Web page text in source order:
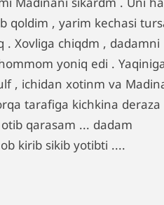
qoldim , yarim kechasi
Xovliga chiqdm , dadamni
yoniq edi .
, ichidan xotinm va
tarafiga kichkina deraza
qarasam ... dadam
kirib sikib yotibti ....